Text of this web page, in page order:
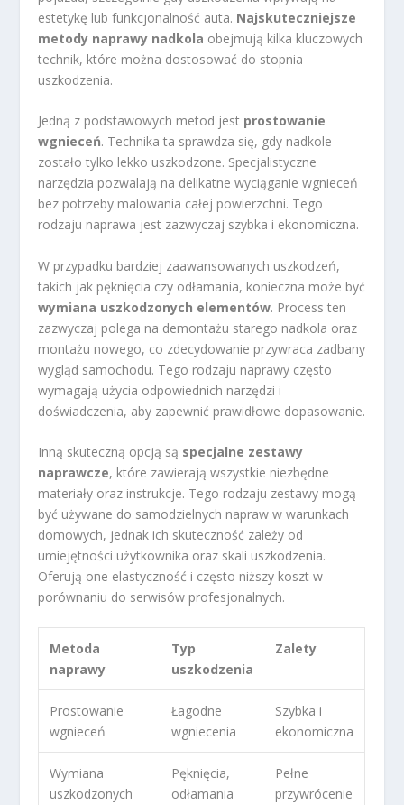
estetykę lub funkcjonalność auta. Najskuteczniejsze
metody naprawy nadkola obejmują kilka kluczowych
technik, które można dostosować do stopnia
uszkodzenia.
Jedną z podstawowych metod jest prostowanie
wgnieceń. Technika ta sprawdza się, gdy nadkole
zostało tylko lekko uszkodzone. Specjalistyczne
narzędzia pozwalają na delikatne wyciąganie wgnieceń
bez potrzeby malowania całej powierzchni. Tego
rodzaju naprawa jest zazwyczaj szybka i ekonomiczna.
W przypadku bardziej zaawansowanych uszkodzeń,
takich jak pęknięcia czy odłamania, konieczna może być
wymiana uszkodzonych elementów. Process ten
zazwyczaj polega na demontażu starego nadkola oraz
montażu nowego, co zdecydowanie przywraca zadbany
wygląd samochodu. Tego rodzaju naprawy często
wymagają użycia odpowiednich narzędzi i
doświadczenia, aby zapewnić prawidłowe dopasowanie.
Inną skuteczną opcją są specjalne zestawy
naprawcze, które zawierają wszystkie niezbędne
materiały oraz instrukcje. Tego rodzaju zestawy mogą
być używane do samodzielnych napraw w warunkach
domowych, jednak ich skuteczność zależy od
umiejętności użytkownika oraz skali uszkodzenia.
Oferują one elastyczność i często niższy koszt w
porównaniu do serwisów profesjonalnych.
Metoda
naprawy
Typ
uszkodzenia
Zalety
Prostowanie
wgnieceń
Łagodne
wgniecenia
Szybka i
ekonomiczna
Wymiana
uszkodzonych
Pęknięcia,
odłamania
Pełne
przywrócenie